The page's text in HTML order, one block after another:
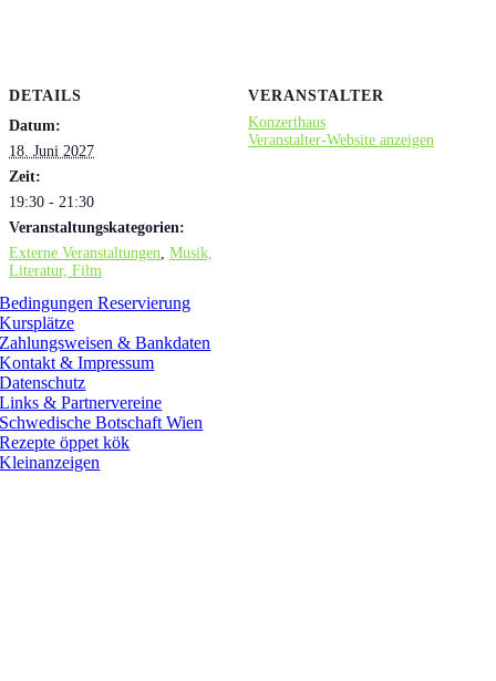
DETAILS
Datum:
18. Juni 2027
Zeit:
19:30 - 21:30
Veranstaltungskategorien:
Externe Veranstaltungen Musik,
Literatur, Film
VERANSTALTER
Konzerthaus
Veranstalter-Website anzeigen
Bedingungen Reservierung
Kursplätze
Zahlungsweisen & Bankdaten
Kontakt & Impressum
Datenschutz
Links & Partnervereine
Schwedische Botschaft Wien
Rezepte öppet kök
Kleinanzeigen